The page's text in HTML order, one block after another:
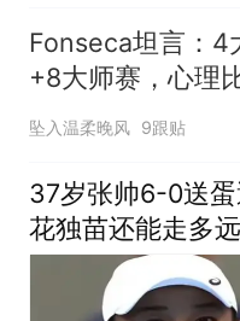
Fonseca坦言：4
+8大师赛，心理
受煎熬
坠入温柔晚风 9跟贴
37岁张帅6-0送
花独苗还能走多